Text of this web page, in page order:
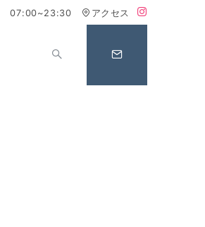
07:00~23:30 アクセス